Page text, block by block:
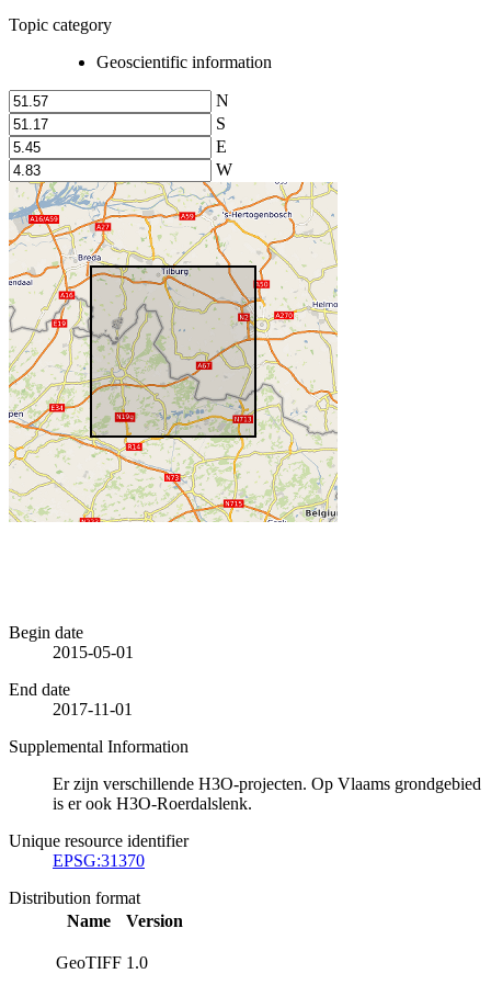
Topic category
Geoscientific information
N
S
E
W
Begin date
2015-05-01
End date
2017-11-01
Supplemental Information
Er zijn verschillende H3O-projecten. Op Vlaams grondgebied
is er ook H3O-Roerdalslenk.
Unique resource identifier
EPSG:31370
Distribution format
Name
Version
GeoTIFF 1.0